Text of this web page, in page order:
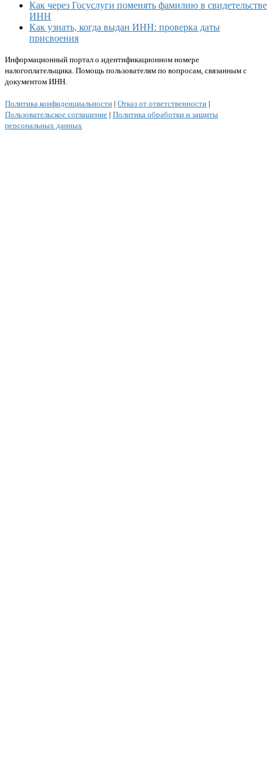
Как через Госуслуги поменять фамилию в свидетельстве
ИНН
Как узнать, когда выдан ИНН: проверка даты
присвоения
Информационный портал о идентификационном номере
налогоплательщика. Помощь пользователям по вопросам, связанным с
документом ИНН.
Политика конфиденциальности | Отказ от ответственности |
Пользовательское соглашение | Политика обработки и защиты
персональных данных